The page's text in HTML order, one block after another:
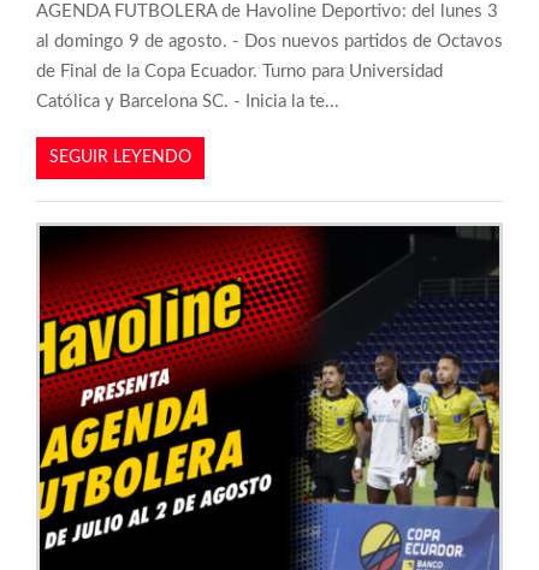
AGENDA FUTBOLERA de Havoline Deportivo: del lunes 3
al domingo 9 de agosto. - Dos nuevos partidos de Octavos
de Final de la Copa Ecuador. Turno para Universidad
Católica y Barcelona SC. - Inicia la te...
SEGUIR LEYENDO